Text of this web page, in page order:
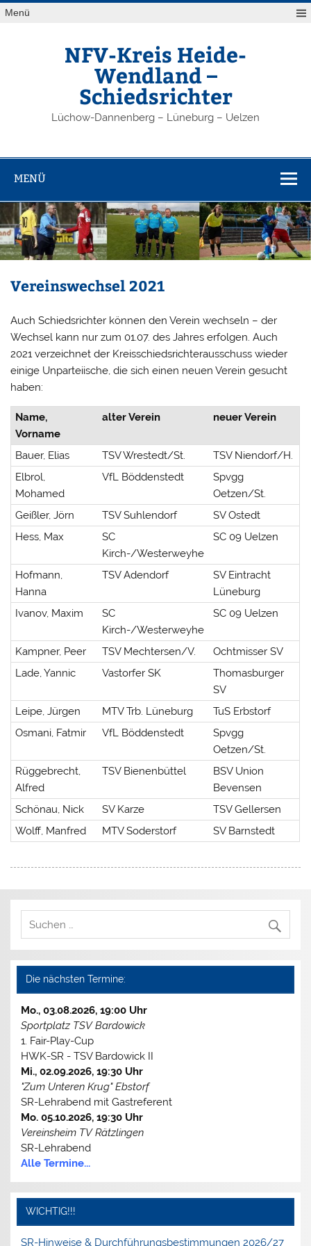
Zum
Inhalt
Menü
NFV-Kreis Heide-
Wendland –
Schiedsrichter
Lüchow-Dannenberg – Lüneburg – Uelzen
MENÜ
Vereinswechsel 2021
Auch Schiedsrichter können den Verein wechseln – der
Wechsel kann nur zum 01.07. des Jahres erfolgen. Auch
2021 verzeichnet der Kreisschiedsrichterausschuss wieder
einige Unparteiische, die sich einen neuen Verein gesucht
haben:
Name,
Vorname
alter Verein neuer Verein
Bauer, Elias TSV Wrestedt/St.
TSV Niendorf/H.
Elbrol,
Mohamed
VfL Böddenstedt
Spvgg
Oetzen/St.
Geißler, Jörn
TSV Suhlendorf
SV Ostedt
Hess, Max
SC
Kirch-/Westerweyhe
SC 09 Uelzen
Hofmann,
Hanna
TSV Adendorf
SV Eintracht
Lüneburg
Ivanov, Maxim
SC
Kirch-/Westerweyhe
SC 09 Uelzen
Kampner, Peer TSV Mechtersen/V.
Ochtmisser SV
Lade, Yannic
Vastorfer SK
Thomasburger
SV
Leipe, Jürgen
MTV Trb. Lüneburg
TuS Erbstorf
Osmani, Fatmir
VfL Böddenstedt
Spvgg
Oetzen/St.
Rüggebrecht,
Alfred
TSV Bienenbüttel
BSV Union
Bevensen
Schönau, Nick
SV Karze
TSV Gellersen
Wolff, Manfred
MTV Soderstorf SV Barnstedt
Die nächsten Termine:
Mo., 03.08.2026, 19:00 Uhr
Sportplatz TSV Bardowick
1. Fair-Play-Cup
HWK-SR - TSV Bardowick II
Mi., 02.09.2026, 19:30 Uhr
"Zum Unteren Krug" Ebstorf
SR-Lehrabend mit Gastreferent
Mo. 05.10.2026, 19:30 Uhr
Vereinsheim TV Rätzlingen
SR-Lehrabend
Alle Termine...
WICHTIG!!!
SR-Hinweise & Durchführungsbestimmungen 2026/27